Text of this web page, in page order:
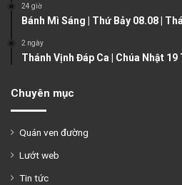
24 giờ
Bánh Mì Sáng | Thứ Bảy 08.08 |
2 ngày
Thánh Vịnh Đáp Ca | Chúa Nhật
Chuyên mục
Quán ven đường
Lướt web
Tin tức